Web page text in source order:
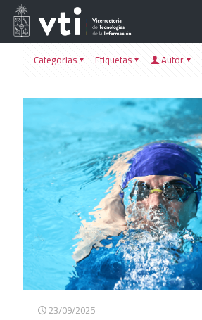
Categorias Etiquetas Autor
23/09/2025